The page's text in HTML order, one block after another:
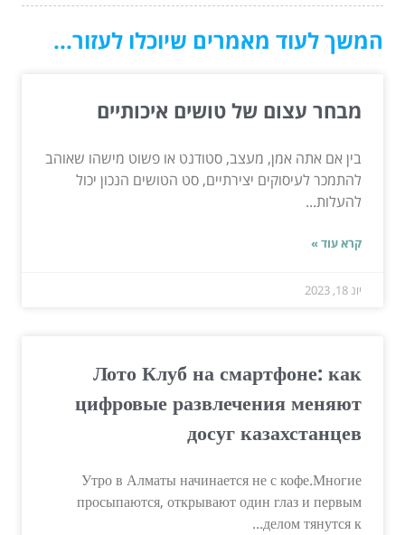
המשך לעוד מאמרים שיוכלו לעזור...
מבחר עצום של טושים איכותיים
בין אם אתה אמן, מעצב, סטודנט או פשוט מישהו שאוהב
להתמכר לעיסוקים יצירתיים, סט הטושים הנכון יכול
להעלות...
קרא עוד »
יונ 18, 2023
Лото Клуб на смартфоне: как
цифровые развлечения меняют
досуг казахстанцев
Утро в Алматы начинается не с кофе.Многие
просыпаются, открывают один глаз и первым
делом тянутся к...